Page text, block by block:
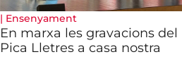
| Ensenyament
En marxa les gravacions del
Pica Lletres a casa nostra